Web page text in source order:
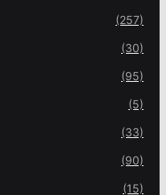
(257)
(30)
(95)
(5)
(33)
(90)
(15)